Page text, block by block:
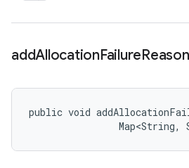
addAllocationFailureReason
public void
Map<String,